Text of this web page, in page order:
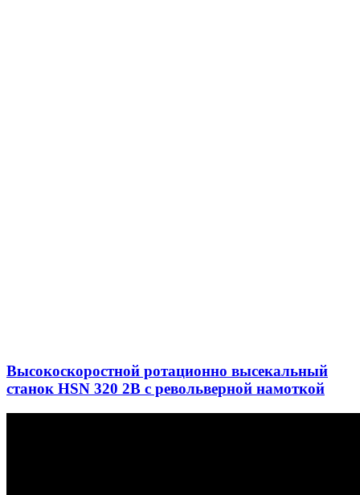
Высокоскоростной ротационно высекальный
станок HSN 320 2B с револьверной намоткой